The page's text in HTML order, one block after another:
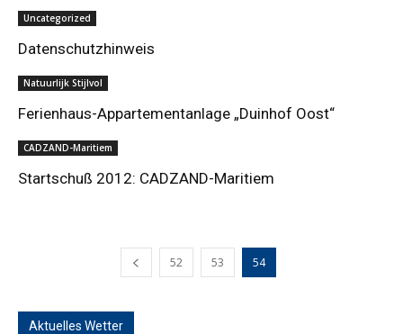
Uncategorized
Datenschutzhinweis
Natuurlijk Stijlvol
Ferienhaus-Appartementanlage „Duinhof Oost“
CADZAND-Maritiem
Startschuß 2012: CADZAND-Maritiem
52 53 54
Aktuelles Wetter